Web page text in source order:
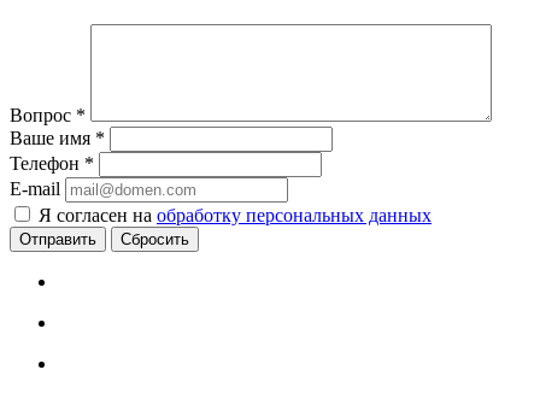
Вопрос *
Ваше имя *
Телефон *
E-mail
Я согласен на обработку персональных данных
Сбросить